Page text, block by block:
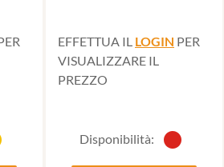
EFFETTUA IL LOGIN PER
VISUALIZZARE IL
PREZZO
Disponibilità: